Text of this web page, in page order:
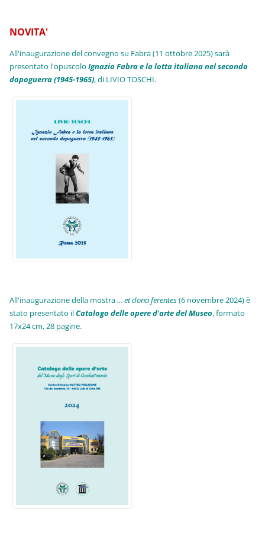
NOVITA'
All'inaugurazione del convegno su Fabra (11 ottobre 2025) sarà
presentato l'opuscoloIgnazio Fabra e la lotta italiana nel secondo
dopoguerra (1945-1965), di LIVIO TOSCHI.
All'inaugurazione della mostra... et dona ferentes(6 novembre 2024) è
stato presentato ilCatalogo delle opere d'arte del Museo, formato
17x24 cm, 28 pagine.